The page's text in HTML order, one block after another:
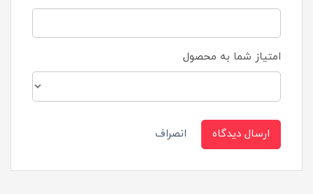
امتیاز شما به محصول
ارسال دیدگاه انصراف